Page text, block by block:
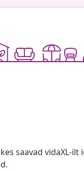
saavad vidaXL-